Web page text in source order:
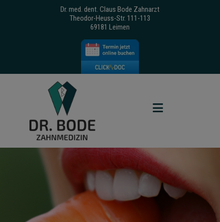
Dr. med. dent. Claus Bode Zahnarzt
Theodor-Heuss-Str. 111-113
69181 Leimen